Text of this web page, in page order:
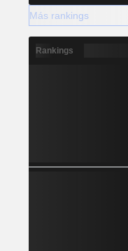
Más rankings
Rankings